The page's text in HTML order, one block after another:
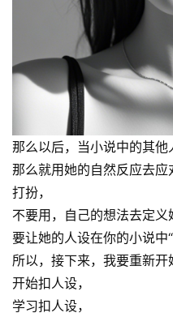
那么以后，当小说中的其他
那么就用她的自然反应去
打扮，
不要用，自己的想法去定义
要让她的人设在你的小说中
所以，接下来，我要重新开
开始扣人设，
学习扣人设，